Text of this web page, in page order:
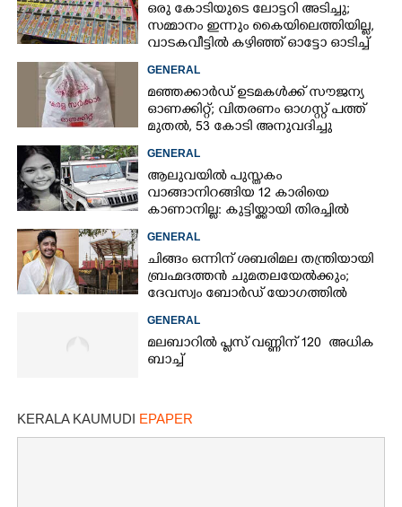
ഒരു കോടിയുടെ ലോട്ടറി അടിച്ചു;
സമ്മാനം ഇന്നും കൈയിലെത്തിയില്ല,
വാടകവീട്ടിൽ കഴിഞ്ഞ് ഓട്ടോ ഓടിച്ച്
73കാരൻ
GENERAL
മഞ്ഞക്കാർഡ് ഉടമകൾക്ക് സൗജന്യ
ഓണക്കിറ്റ്; വിതരണം ഓഗസ്റ്റ് പത്ത്
മുതൽ, 53 കോടി അനുവദിച്ചു
GENERAL
ആലുവയിൽ പുസ്തകം
വാങ്ങാനിറങ്ങിയ 12 കാരിയെ
കാണാനില്ല: കുട്ടിയ്ക്കായി തിരച്ചിൽ
GENERAL
ചിങ്ങം ഒന്നിന് ശബരിമല തന്ത്രിയായി
ബ്രഹ്മദത്തൻ ചുമതലയേൽക്കും;
ദേവസ്വം ബോർഡ് യോഗത്തിൽ
തീരുമാനം
GENERAL
മലബാറിൽ പ്ലസ് വണ്ണിന് 120 അധിക
ബാച്ച്
KERALA KAUMUDI EPAPER
×
Share this link
Copy Link